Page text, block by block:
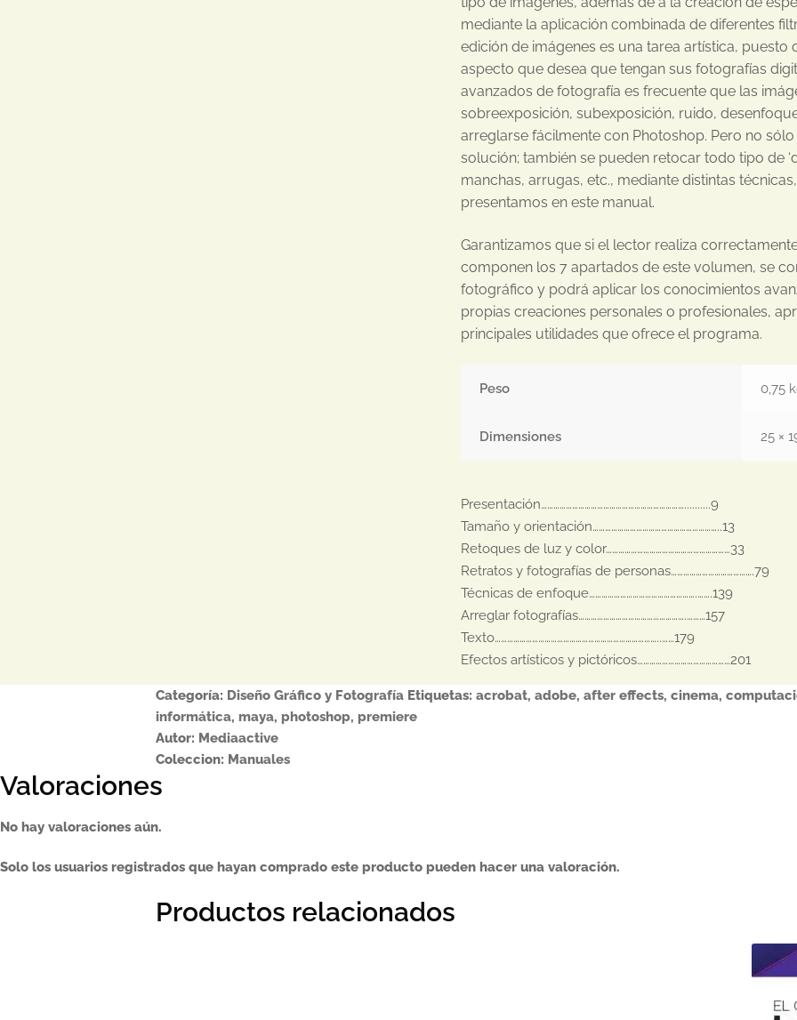
mediante la aplicación combinada de diferentes
edición de imágenes es una tarea artística, puesto
aspecto que desea que tengan sus fotografías
avanzados de fotografía es frecuente que las
sobreexposición, subexposición, ruido,
arreglarse fácilmente con Photoshop. Pero no
solución; también se pueden retocar todo tipo de
manchas, arrugas, etc., mediante distintas
presentamos en este manual.
Garantizamos que si el lector realiza
componen los 7 apartados de este volumen, se
fotográfico y podrá aplicar los conocimientos
propias creaciones personales o profesionales,
principales utilidades que ofrece el programa.
Peso 0,75
Dimensiones 25 ×
Presentación……………………………………………………………..........9
Tamaño y orientación……………………………………………………..13
Retoques de luz y color……………………………………………………33
Retratos y fotografías de personas………………………………….79
Técnicas de enfoque…………………………………………….…….139
Arreglar fotografías…………………………………………….………157
Texto……………………………………………………………………..……179
Efectos artísticos y pictóricos………………………………………201
Categoría: Diseño Gráfico y Fotografía Etiquetas: acrobat, adobe, after effects, cinema,
informática, maya, photoshop, premiere
Autor: Mediaactive
Coleccion: Manuales
Valoraciones
No hay valoraciones aún.
Solo los usuarios registrados que hayan comprado este producto pueden hacer una valoración.
Productos relacionados